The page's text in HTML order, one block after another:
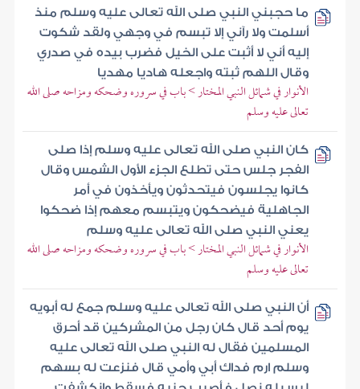
ما حجبني النبي صلى الله تعالى عليه وسلم منذ
أسلمت ولا رآني إلا تبسم في وجهي ولقد شكوت
إليه أني لا أثبت على الخيل فضرب بيده في صدري
وقال اللهم ثبته واجعله هاديا مهديا
الأنوار في شمائل النبي المختار > باب في سروره وضحكه ومزاحه صلى الله
تعالى عليه وسلم
كان النبي صلى الله تعالى عليه وسلم إذا صلى
الفجر جلس حتى تطلع الجزء الأول الشمس وقال
كانوا يجلسون فيتحدثون ويأخذون في أمر
الجاهلية فيضحكون ويتبسم معهم إذا ضحكوا
يعني النبي صلى الله تعالى عليه وسلم
الأنوار في شمائل النبي المختار > باب في سروره وضحكه ومزاحه صلى الله
تعالى عليه وسلم
أن النبي صلى الله تعالى عليه وسلم جمع له أبويه
يوم أحد قال كان رجل من المشركين قد أحرق
المسلمين فقال له النبي صلى الله تعالى عليه
وسلم ارم فداك أبي وأمي قال فنزعت له بسهم